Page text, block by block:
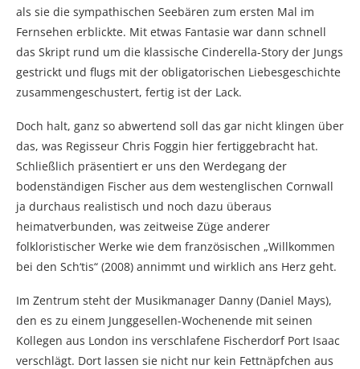
als sie die sympathischen Seebären zum ersten Mal im
Fernsehen erblickte. Mit etwas Fantasie war dann schnell
das Skript rund um die klassische Cinderella-Story der Jungs
gestrickt und flugs mit der obligatorischen Liebesgeschichte
zusammengeschustert, fertig ist der Lack.
Doch halt, ganz so abwertend soll das gar nicht klingen über
das, was Regisseur Chris Foggin hier fertiggebracht hat.
Schließlich präsentiert er uns den Werdegang der
bodenständigen Fischer aus dem westenglischen Cornwall
ja durchaus realistisch und noch dazu überaus
heimatverbunden, was zeitweise Züge anderer
folkloristischer Werke wie dem französischen „Willkommen
bei den Sch‘tis“ (2008) annimmt und wirklich ans Herz geht.
Im Zentrum steht der Musikmanager Danny (Daniel Mays),
den es zu einem Junggesellen-Wochenende mit seinen
Kollegen aus London ins verschlafene Fischerdorf Port Isaac
verschlägt. Dort lassen sie nicht nur kein Fettnäpfchen aus